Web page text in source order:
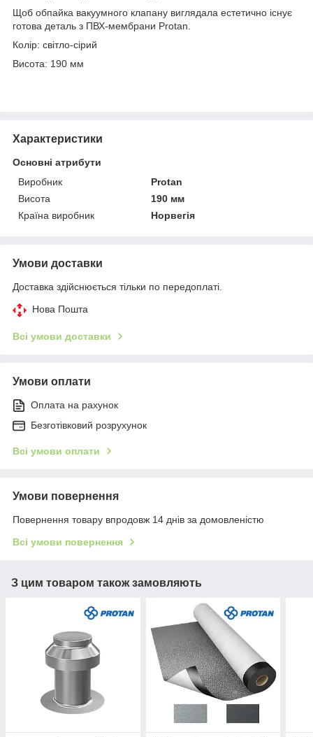
Щоб обпайка вакуумного клапану виглядала естетично існує
готова деталь з ПВХ-мембрани Protan.
Колір: світло-сірий
Висота: 190 мм
Характеристики
Основні атрибути
Виробник
Protan
Висота
190 мм
Країна виробник
Норвегія
Умови доставки
Доставка здійснюється тільки по передоплаті.
Нова Пошта
Всі умови доставки
Умови оплати
Оплата на рахунок
Безготівковий розрухунок
Всі умови оплати
Умови повернення
Повернення товару впродовж 14 днів за домовленістю
Всі умови повернення
З цим товаром також замовляють